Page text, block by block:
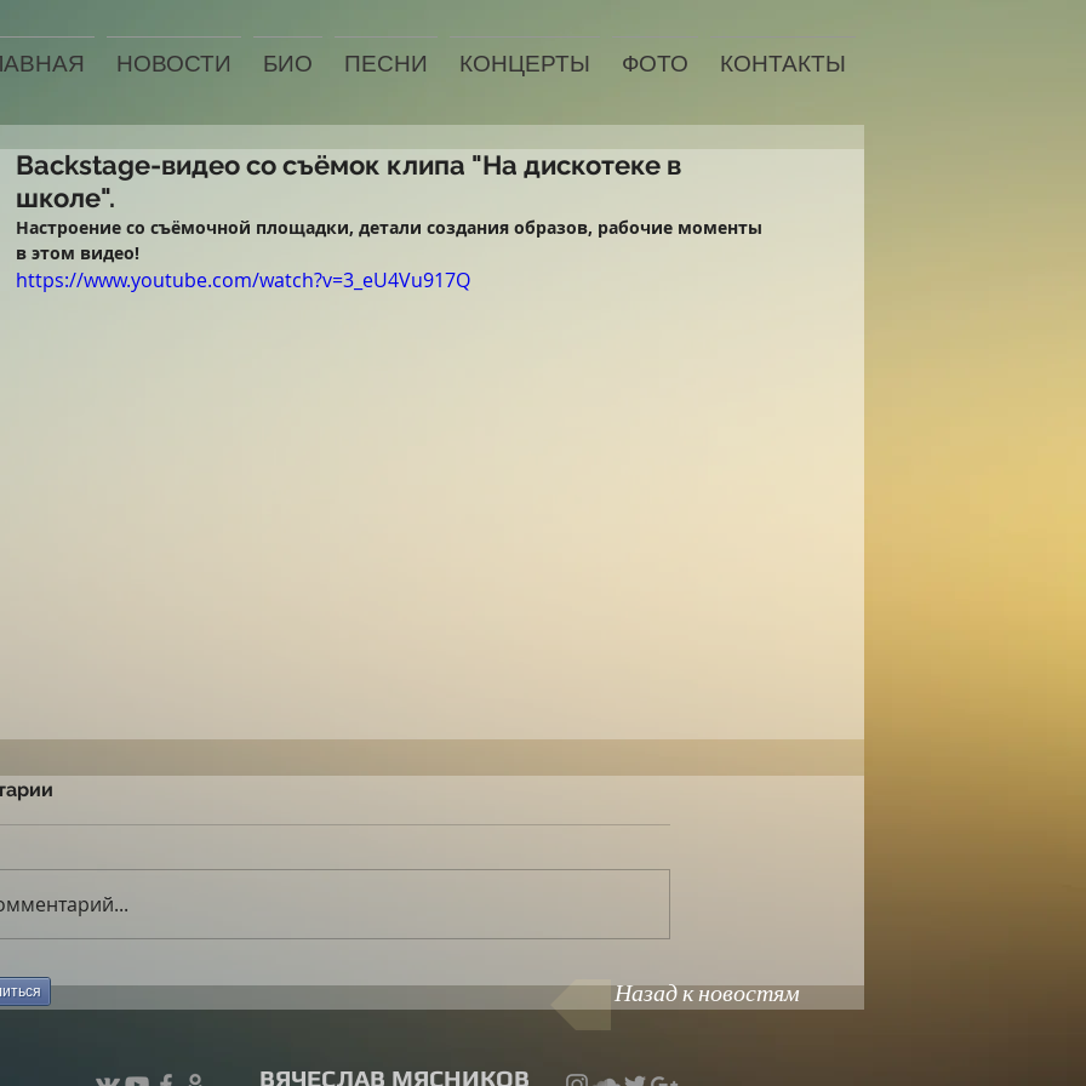
Backstage-видео со съёмок клипа "На дискотеке в
школе".
Настроение со съёмочной площадки, детали создания образов, рабочие моменты
в этом видео!
https://www.youtube.com/watch?v=3_eU4Vu917Q
Назад к новостям
НОВОСТИ БИО ПЕСНИ КОНЦЕРТЫ ФОТО КОНТАКТЫ
ВЯЧЕСЛАВ МЯСНИКОВ